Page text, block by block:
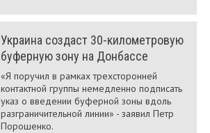
Украина создаст 30-километровую
буферную зону на Донбассе
«Я поручил в рамках трехсторонней
контактной группы немедленно подписать
указ о введении буферной зоны вдоль
разграничительной линии» - заявил Петр
Порошенко.